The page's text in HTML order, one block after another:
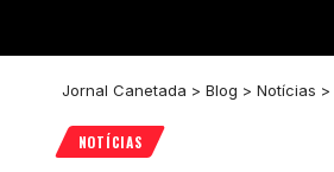
Jornal Canetada > Blog > Notícias >
NOTÍCIAS